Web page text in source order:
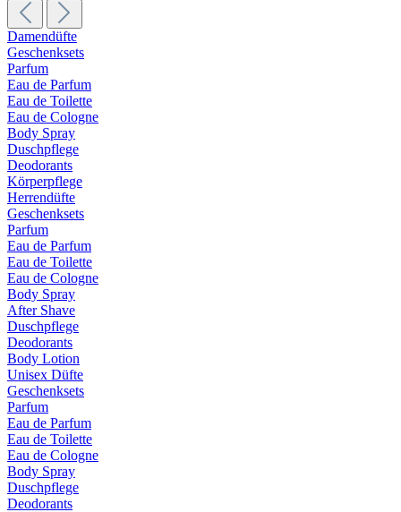
Damendüfte
Geschenksets
Parfum
Eau de Parfum
Eau de Toilette
Eau de Cologne
Body Spray
Duschpflege
Deodorants
Körperpflege
Herrendüfte
Geschenksets
Parfum
Eau de Parfum
Eau de Toilette
Eau de Cologne
Body Spray
After Shave
Duschpflege
Deodorants
Body Lotion
Unisex Düfte
Geschenksets
Parfum
Eau de Parfum
Eau de Toilette
Eau de Cologne
Body Spray
Duschpflege
Deodorants